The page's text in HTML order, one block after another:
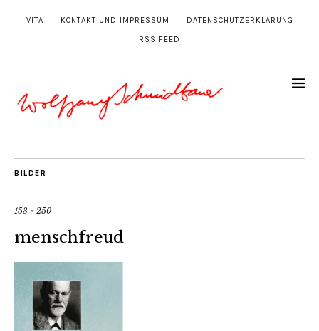
VITA KONTAKT UND IMPRESSUM DATENSCHUTZERKLÄRUNG
RSS FEED
BILDER
153 × 250
menschfreud